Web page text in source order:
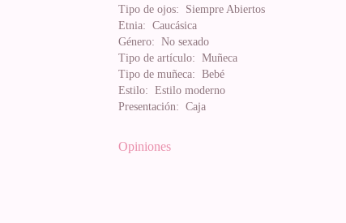
Tipo de ojos: Siempre Abiertos
Etnia: Caucásica
Género: No sexado
Tipo de artículo: Muñeca
Tipo de muñeca: Bebé
Estilo: Estilo moderno
Presentación: Caja
Opiniones